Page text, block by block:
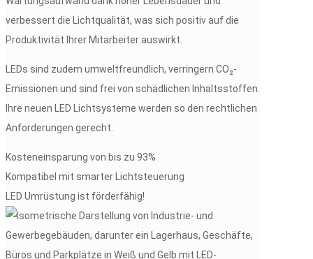
verbessert die Lichtqualität, was sich positiv auf die
Produktivität Ihrer Mitarbeiter auswirkt.
LEDs sind zudem umweltfreundlich, verringern CO₂-
Emissionen und sind frei von schädlichen Inhaltsstoffen.
Ihre neuen LED Lichtsysteme werden so den rechtlichen
Anforderungen gerecht.
Kosteneinsparung von bis zu 93%
Kompatibel mit smarter Lichtsteuerung
LED Umrüstung ist förderfähig!